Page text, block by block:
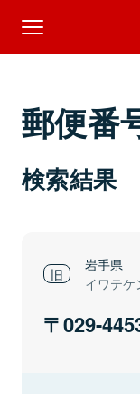
郵便番
検索結果
岩手県
イワテケ
029-